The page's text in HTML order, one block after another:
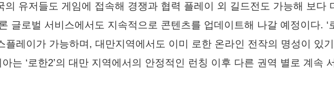
유저들도 게임에 접속해 경쟁과 협력 플레이 외 길드전도 가능해 보다
글로벌 서비스에서도 지속적으로 콘텐츠를 업데이트해 나갈 예정이다. ‘
플레이가 가능하며, 대만지역에서도 이미 로한 온라인 전작의 명성이 있
는 ‘로한2’의 대만 지역에서의 안정적인 런칭 이후 다른 권역 별로 계속